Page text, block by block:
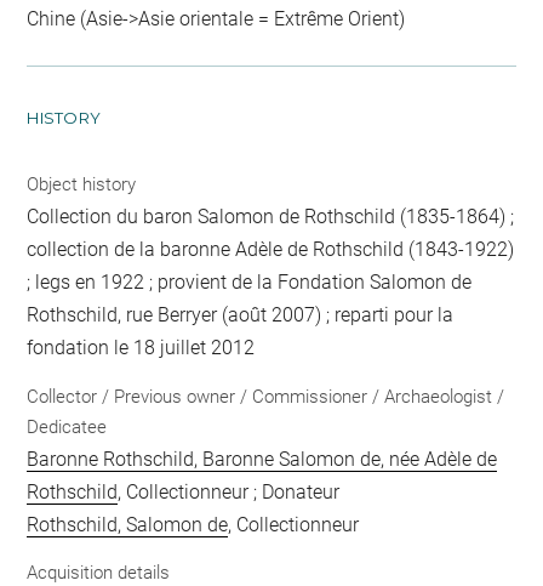
Chine (Asie->Asie orientale = Extrême Orient)
HISTORY
Object history
Collection du baron Salomon de Rothschild (1835-1864) ;
collection de la baronne Adèle de Rothschild (1843-1922)
; legs en 1922 ; provient de la Fondation Salomon de
Rothschild, rue Berryer (août 2007) ; reparti pour la
fondation le 18 juillet 2012
Collector / Previous owner / Commissioner / Archaeologist /
Dedicatee
Baronne Rothschild, Baronne Salomon de, née Adèle de
Rothschild, Collectionneur ; Donateur
Rothschild, Salomon de, Collectionneur
Acquisition details